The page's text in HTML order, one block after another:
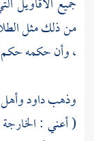
من ذلك مثل
، وأن حكمه حكم
وذهبداود
( أعني :